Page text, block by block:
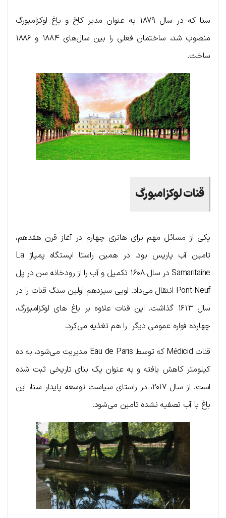
سنا که در سال ۱۸۷۹ به عنوان مدیر کاخ و باغ لوکزامبورگ
منصوب شد، ساختمان فعلی را بین سال‌های ۱۸۸۴ و ۱۸۸۶
ساخت.
قنات لوکزامبورگ
یکی از مسائل مهم برای هانری چهارم در آغاز قرن هفدهم،
تامین آب پاریس بود. در همین راستا ایستگاه پمپاژ La
Samaritaine در سال ۱۶۰۸ تکمیل و آب را از رودخانه سن در پل
Pont-Neuf انتقال می‌داد. لویی سیزدهم اولین سنگ قنات را در
سال ۱۶۱۳ گذاشت. این قنات علاوه بر باغ های لوکزامبورگ،
چهارده فواره عمومی دیگر را هم تغذیه می‌کرد.
قنات Médicid که توسط Eau de Paris مدیریت می‌شود، به ده
کیلومتر کاهش یافته و به عنوان یک بنای تاریخی ثبت شده
است. از سال ۲۰۱۷، در راستای سیاست توسعه پایدار سنا، این
باغ با آب تصفیه نشده تامین می‌شود.